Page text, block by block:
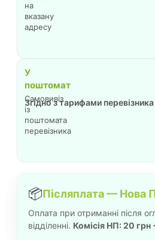
на
вказану
адресу
У
поштомат
Самовивіз
із
поштомата
перевізника
Згідно з тарифами перевізника
📦Післяплата — Нова
Оплата при отриманні після
відділенні. Комісія НП: 20 грн